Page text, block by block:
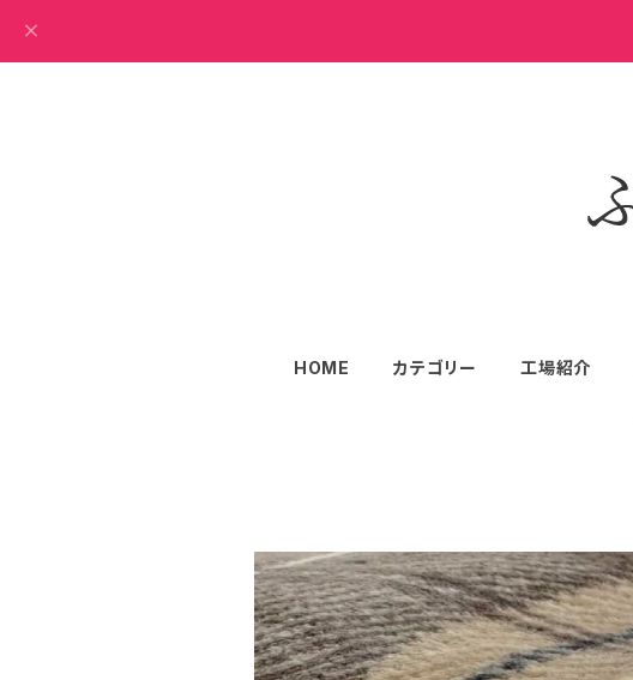
HOME カテゴリー 工場紹介